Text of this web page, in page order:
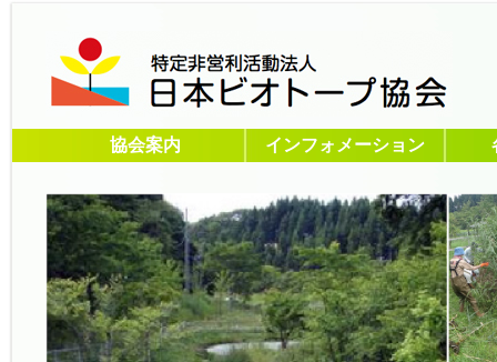
協会案内 インフォメーション